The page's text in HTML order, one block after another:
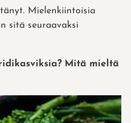
Mielenkiintoisia
sitä seuraavaksi
Mitä mieltä